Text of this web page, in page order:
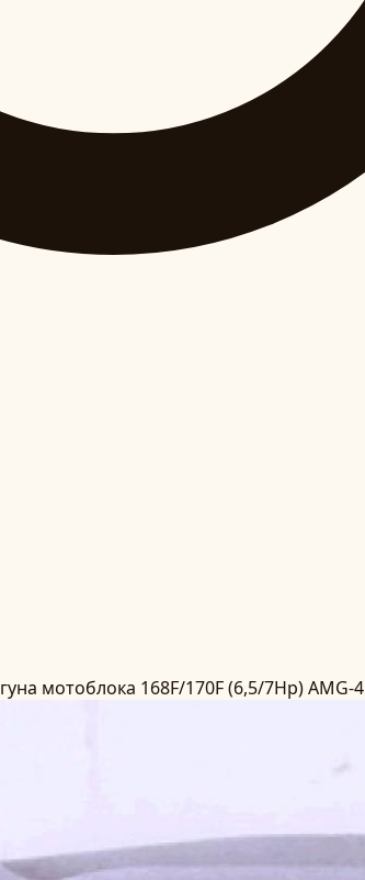
мотоблока 168F/170F (6,5/7Hp) AMG-4